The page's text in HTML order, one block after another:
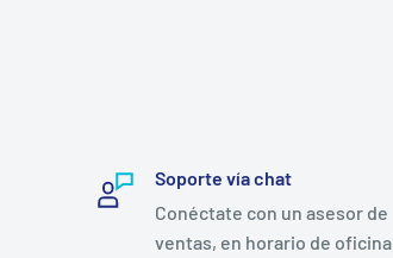
Soporte vía chat
Conéctate con un asesor de
ventas, en horario de oficina